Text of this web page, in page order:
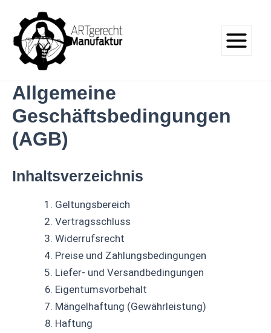
Inhalt
springen
Menu
Allgemeine
Geschäftsbedingungen
(AGB)
Inhaltsverzeichnis
Geltungsbereich
Vertragsschluss
Widerrufsrecht
Preise und Zahlungsbedingungen
Liefer- und Versandbedingungen
Eigentumsvorbehalt
Mängelhaftung (Gewährleistung)
Haftung